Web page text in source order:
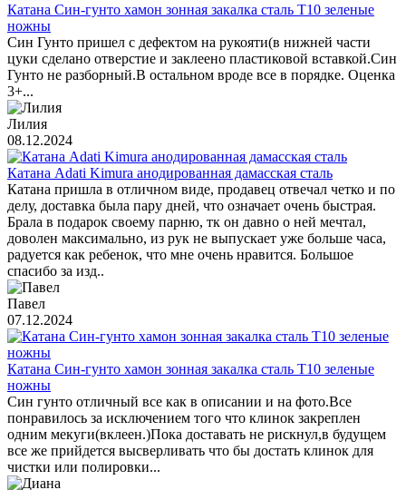
Катана Син-гунто хамон зонная закалка сталь T10 зеленые
ножны
Син Гунто пришел с дефектом на рукояти(в нижней части
цуки сделано отверстие и заклеено пластиковой вставкой.Син
Гунто не разборный.В остальном вроде все в порядке. Оценка
3+...
Лилия
08.12.2024
Катана Adati Kimura анодированная дамасская сталь
Катана пришла в отличном виде, продавец отвечал четко и по
делу, доставка была пару дней, что означает очень быстрая.
Брала в подарок своему парню, тк он давно о ней мечтал,
доволен максимально, из рук не выпускает уже больше часа,
радуется как ребенок, что мне очень нравится. Большое
спасибо за изд..
Павел
07.12.2024
Катана Син-гунто хамон зонная закалка сталь T10 зеленые
ножны
Син гунто отличный все как в описании и на фото.Все
понравилось за исключением того что клинок закреплен
одним мекуги(вклеен.)Пока доставать не рискнул,в будущем
все же прийдется высверливать что бы достать клинок для
чистки или полировки...